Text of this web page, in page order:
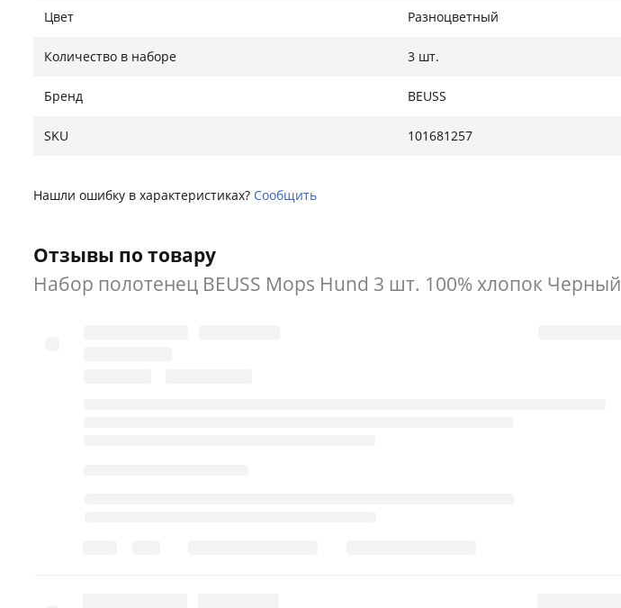
Цвет Разноцветный
Количество в наборе 3 шт.
Бренд BEUSS
SKU 101681257
Нашли ошибку в характеристиках? Сообщить
Отзывы по товару
Набор полотенец BEUSS Mops Hund 3 шт. 100% хлопок Черный